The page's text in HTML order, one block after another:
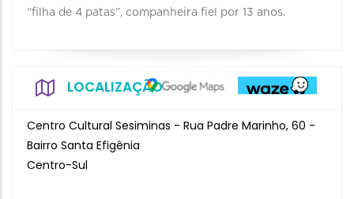
“filha de 4 patas”, companheira fiel por 13 anos.
LOCALIZAÇÃO
Centro Cultural Sesiminas - Rua Padre Marinho, 60 -
Bairro Santa Efigênia
Centro-Sul